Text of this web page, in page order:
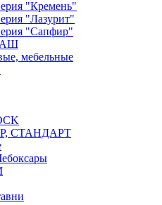
"Кремень"
"Лазурит"
"Сапфир"
мебельные
СТАНДАРТ